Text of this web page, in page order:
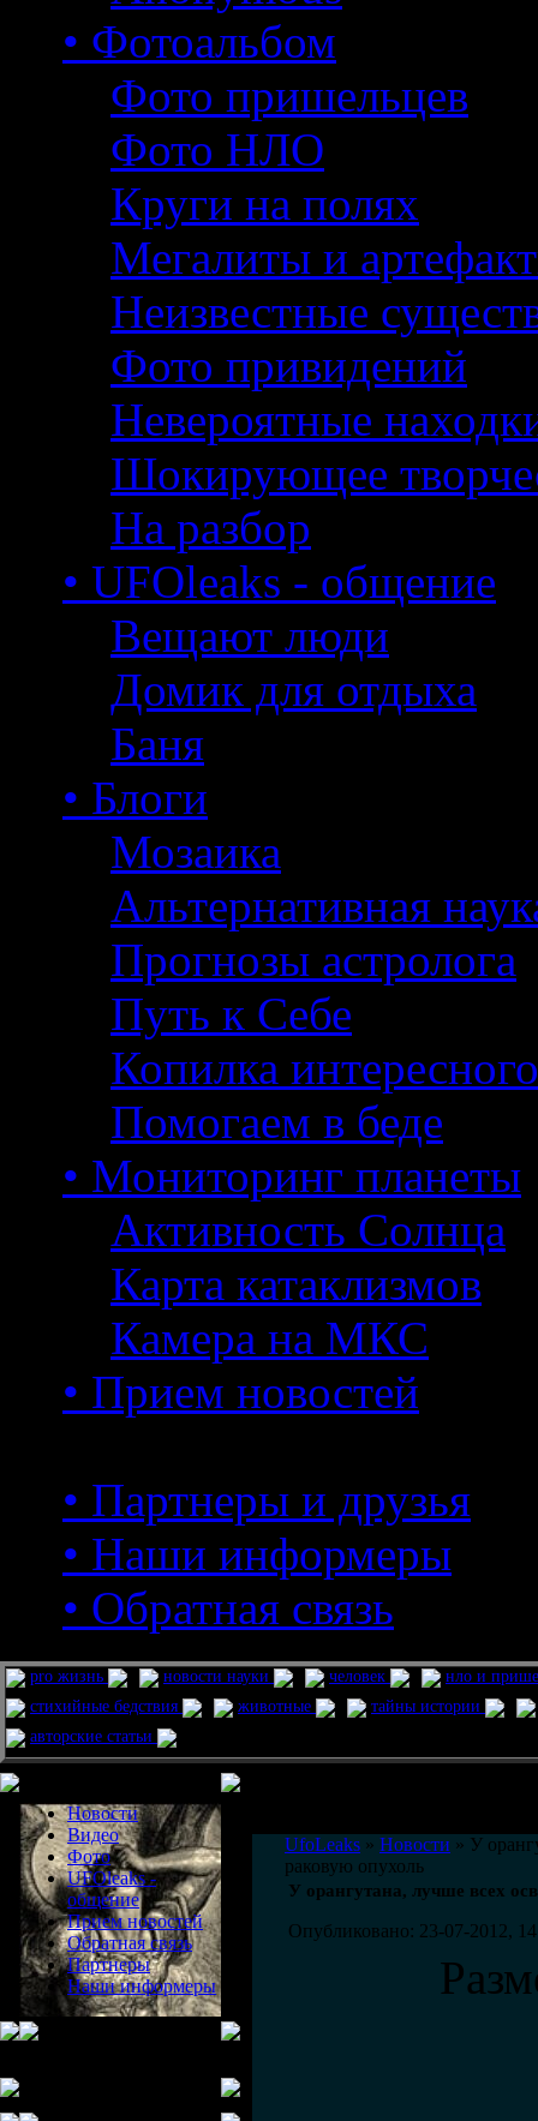
• Фотоальбом
Фото пришельцев
Фото НЛО
Круги на полях
Мегалиты и
Неизвестные
Фото привидений
Невероятные
Шокирующее
На разбор
• UFOleaks - общение
Вещают люди
Домик для отдыха
Баня
• Блоги
Мозаика
Альтернативная
Прогнозы астролога
Путь к Себе
Копилка интересного
Помогаем в беде
• Мониторинг планеты
Активность Солнца
Карта катаклизмов
Камера на МКС
• Прием новостей
• Партнеры и друзья
• Наши информеры
• Обратная связь
pro жизнь новости науки человек
нло и
стихийные бедствия
животные
тайны истории
авторские статьи
Новости
Видео
Фото
UFOleaks -
общение
Прием новостей
Обратная связь
Партнеры
Наши информеры
UfoLeaks » Новости » У
раковую опухоль
У орангутана, лучше всех
Опубликовано: 23-07-2012,